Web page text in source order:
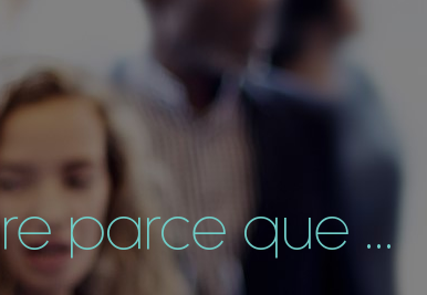
parce que ...